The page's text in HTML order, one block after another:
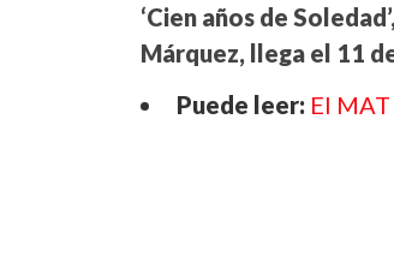
‘Cien años de
Márquez, llega el 11
Puede leer: El